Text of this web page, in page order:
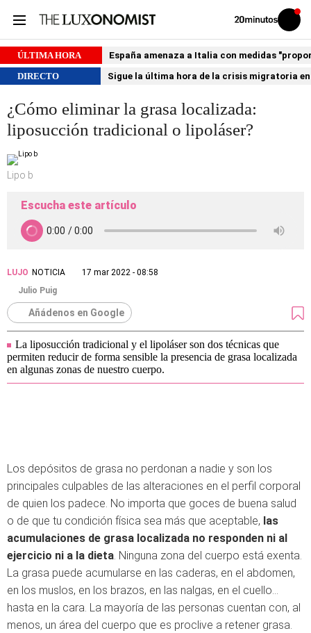
Volver
Iniciar
sesión
ÚLTIMA HORA
España amenaza a Italia con medidas
DIRECTO
Sigue la última hora de la crisis migratoria
¿Cómo eliminar la grasa localizada:
liposucción tradicional o lipoláser?
Lipo b
Escucha este artículo
LUJO NOTICIA
17 mar 2022 - 08:58
Julio Puig
Añádenos en Google
La liposucción tradicional y el lipoláser son dos técnicas que
permiten reducir de forma sensible la presencia de grasa localizada
en algunas zonas de nuestro cuerpo.
Los depósitos de grasa no perdonan a nadie y son los
principales culpables de las alteraciones en el perfil corporal
de quien los padece. No importa que goces de buena salud
o de que tu condición física sea más que aceptable, las
acumulaciones de grasa localizada no responden ni al
ejercicio ni a la dieta. Ninguna zona del cuerpo está exenta.
La grasa puede acumularse en las caderas, en el abdomen,
en los muslos, en los brazos, en las nalgas, en el cuello…
hasta en la cara. La mayoría de las personas cuentan con, al
menos, un área del cuerpo que es proclive a retener grasa.